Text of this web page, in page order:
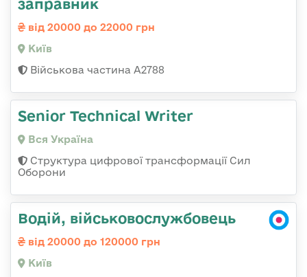
від 20000 до 22000 грн
Київ
Військова частина А2788
Senior Technical Writer
Вся Україна
Структура цифрової трансформації Сил
Оборони
Водій, військовослужбовець
від 20000 до 120000 грн
Київ